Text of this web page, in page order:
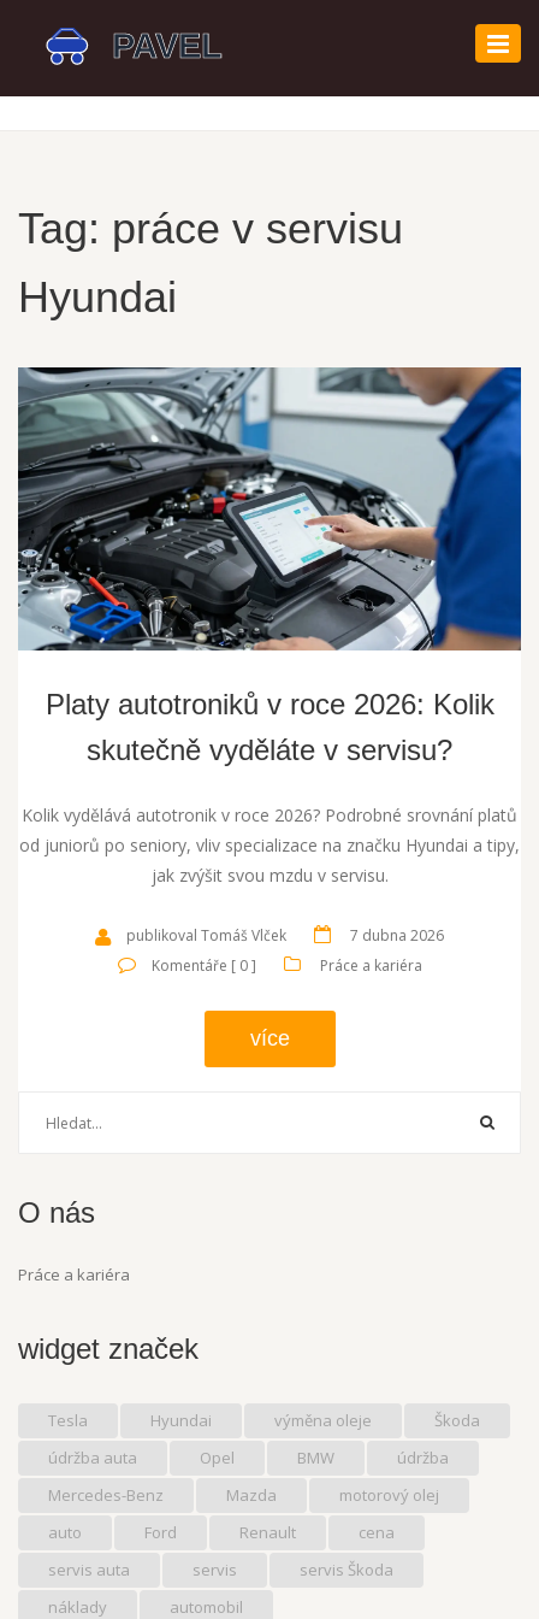
Tag: práce v servisu
Hyundai
Platy autotroniků v roce 2026: Kolik
skutečně vyděláte v servisu?
Kolik vydělává autotronik v roce 2026? Podrobné srovnání platů
od juniorů po seniory, vliv specializace na značku Hyundai a tipy,
jak zvýšit svou mzdu v servisu.
publikoval Tomáš Vlček
7 dubna 2026
Komentáře [ 0 ]
Práce a kariéra
více
O nás
Práce a kariéra
widget značek
Tesla Hyundai výměna oleje
Škoda
údržba auta
Opel BMW
údržba
Mercedes-Benz
Mazda
motorový olej
auto
Ford Renault
cena
servis auta
servis
servis Škoda
náklady
automobil